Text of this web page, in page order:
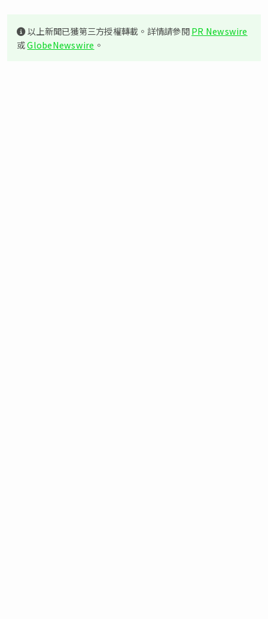
以上新聞已獲第三方授權轉載。詳情請參閱PR Newswire
或GlobeNewswire 。